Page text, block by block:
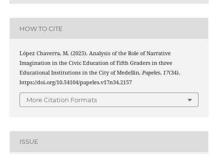
HOW TO CITE
López Chaverra, M. (2025). Analysis of the Role of Narrative
Imagination in the Civic Education of Fifth Graders in three
Educational Institutions in the City of Medellin. Papeles, 17(34).
https://doi.org/10.54104/papeles.v17n34.2157
More Citation Formats
ISSUE